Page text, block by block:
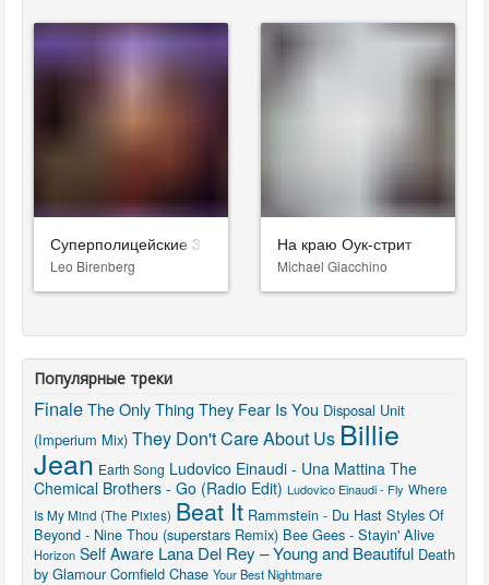
Суперполицейские 3
Leo Birenberg
На краю Оук-стрит
Michael Giacchino
Популярные треки
FinaleThe Only Thing They Fear Is You Disposal Unit
(Imperium Mix) They Don't Care About Us Billie
Jean Earth Song Ludovico Einaudi - Una Mattina The
Chemical Brothers - Go (Radio Edit) Ludovico Einaudi - Fly Where
Is My Mind (The Pixies) Beat It Rammstein - Du Hast Styles Of
Beyond - Nine Thou (superstars Remix) Bee Gees - Stayin' Alive
Horizon Self Aware Lana Del Rey – Young and Beautiful Death
by Glamour Cornfield Chase Your Best Nightmare